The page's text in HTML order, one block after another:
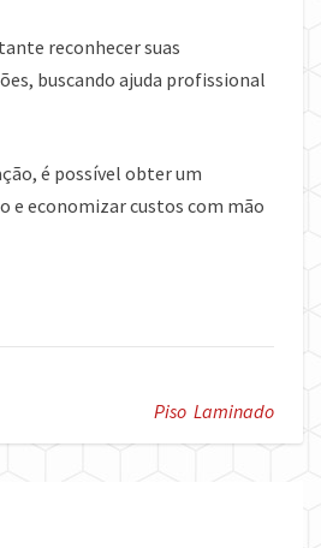
reconhecer suas
buscando ajuda profissional
é possível obter um
e economizar custos com mão
Piso Laminado